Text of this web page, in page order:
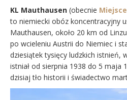
KL Mauthausen (obecnie
to niemiecki obóz koncentracyjny
Mauthausen, około 20 km od
po wcieleniu Austrii do Niemiec i
dziesiątek tysięcy ludzkich istnień,
istniał od sierpnia 1938 do 5 maja
dzisiaj tło historii i świadectwo